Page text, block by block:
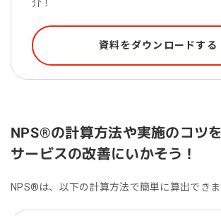
介！
資料をダウンロードする
NPS®︎の計算方法や実施のコツ
サービスの改善にいかそう！
NPS®︎は、以下の計算方法で簡単に算出できま